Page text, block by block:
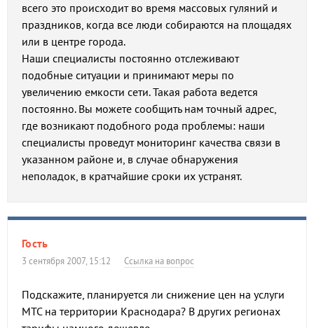
всего это происходит во время массовых гуляний и
праздников, когда все люди собираются на площадях
или в центре города.
Наши специалисты постоянно отслеживают
подобные ситуации и принимают меры по
увеличению емкости сети. Такая работа ведется
постоянно. Вы можете сообщить нам точный адрес,
где возникают подобного рода проблемы: наши
специалисты проведут мониторинг качества связи в
указанном районе и, в случае обнаружения
неполадок, в кратчайшие сроки их устранят.
Гость
3 сентября 2007, 15:12 Ссылка на вопрос
Подскажите, планируется ли снижение цен на услуги
МТС на территории Краснодара? В других регионах